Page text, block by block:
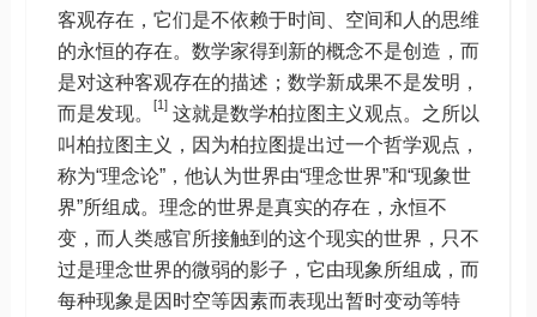
客观存在，它们是不依赖于时间、空间和人的思维
的永恒的存在。数学家得到新的概念不是创造，而
是对这种客观存在的描述；数学新成果不是发明，
而是发现。
[1]这就是数学柏拉图主义观点。之所以
叫柏拉图主义，因为柏拉图提出过一个哲学观点，
称为“理念论”，他认为世界由“理念世界”和“现象世
界”所组成。理念的世界是真实的存在，永恒不
变，而人类感官所接触到的这个现实的世界，只不
过是理念世界的微弱的影子，它由现象所组成，而
每种现象是因时空等因素而表现出暂时变动等特